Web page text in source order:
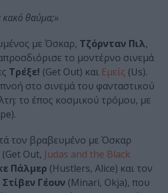
κακό θαύμα;»
με Όσκαρ, Τζόρνταν Πιλ,
το μοντέρνο σινεμά
Τρέξε! (Get Out) και Εμείς (Us).
στο σινεμά του φανταστικού
το έπος κοσμικού τρόμου, με
τον βραβευμένο με Όσκαρ
(Get Out, Judas and the Black
Πάλμερ (Hustlers, Alice) και τον
Στίβεν Γέουν (Minari, Okja), που